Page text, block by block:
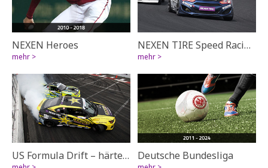
NEXEN Heroes
mehr >
NEXEN TIRE Speed Racing – Rennsport am Limit
mehr >
US Formula Drift – härtester Rennsport der Welt Deutsche Bundesliga